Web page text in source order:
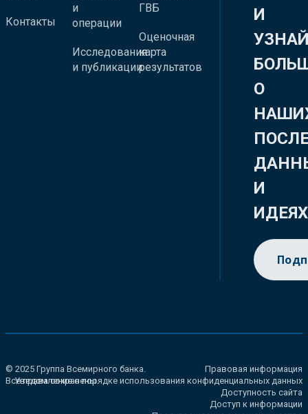
Контакты
и
операции
Исследования
и публикации
ГВБ
Оценочная
карта
результатов
И
О
И
ИДЕЯХ
© 2025 Группа Всемирного банка.
Все права сохранены.
Правовая информация
Уведомление о порядке использования конфиденциальных данных
Доступность сайта
Доступ к информации